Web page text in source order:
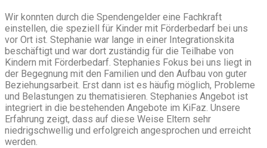
Wir konnten durch die Spendengelder eine Fachkraft
einstellen, die speziell für Kinder mit Förderbedarf bei uns
vor Ort ist. Stephanie war lange in einer Integrationskita
beschäftigt und war dort zuständig für die Teilhabe von
Kindern mit Förderbedarf. Stephanies Fokus bei uns liegt in
der Begegnung mit den Familien und den Aufbau von guter
Beziehungsarbeit. Erst dann ist es häufig möglich, Probleme
und Belastungen zu thematisieren. Stephanies Angebot ist
integriert in die bestehenden Angebote im KiFaz. Unsere
Erfahrung zeigt, dass auf diese Weise Eltern sehr
niedrigschwellig und erfolgreich angesprochen und erreicht
werden.